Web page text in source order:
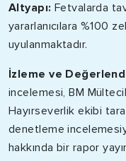
Altyapı: Fetvalarda
yararlanıcılara %100
uyulanmaktadır.
İzleme ve
incelemesi, BM
Hayırseverlik ekibi
denetleme
hakkında bir rapor